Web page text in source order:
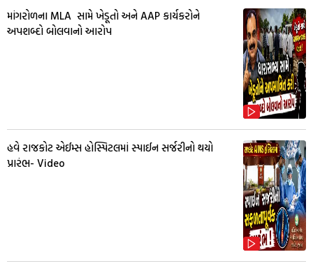
માંગરોળના MLA સામે ખેડૂતો અને AAP કાર્યકરોને
અપશબ્દો બોલવાનો આરોપ
હવે રાજકોટ એઈમ્સ હોસ્પિટલમાં સ્પાઈન સર્જરીનો થયો
પ્રારંભ- Video